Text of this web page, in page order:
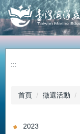
跳
到
主
要
內
:::
首頁 徵選活動
2023